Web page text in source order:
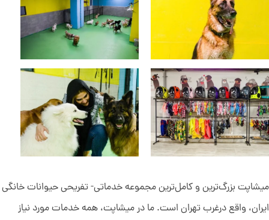
میشاپت بزرگ‌ترین و کامل‌ترین مجموعه خدماتی- تفریحی حیوانات خانگی
ایران، واقع درغرب تهران است. ما در میشاپت، همه خدمات مورد نیاز